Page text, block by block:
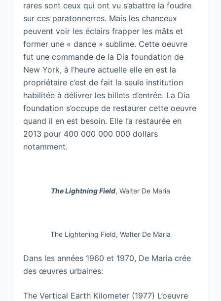
rares sont ceux qui ont vu s’abattre la foudre
sur ces paratonnerres. Mais les chanceux
peuvent voir les éclairs frapper les mâts et
former une « dance » sublime. Cette oeuvre
fut une commande de la Dia foundation de
New York, à l’heure actuelle elle en est la
propriétaire c’est de fait la seule institution
habilitée à délivrer les billets d’entrée. La Dia
foundation s’occupe de restaurer cette oeuvre
quand il en est besoin. Elle l’a restaurée en
2013 pour 400 000 000 000 dollars
notamment.
The Lightning Field, Walter De Maria
The Lightening Field, Walter De Maria
Dans les années 1960 et 1970, De Maria crée
des œuvres urbaines:
The Vertical Earth Kilometer (1977) L’oeuvre